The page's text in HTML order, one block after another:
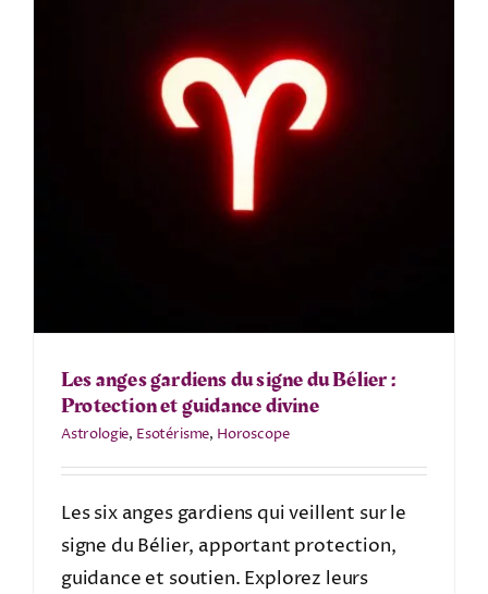
Les anges gardiens du signe du Bélier :
Protection et guidance divine
Astrologie, Esotérisme, Horoscope
Les six anges gardiens qui veillent sur le
signe du Bélier, apportant protection,
guidance et soutien. Explorez leurs